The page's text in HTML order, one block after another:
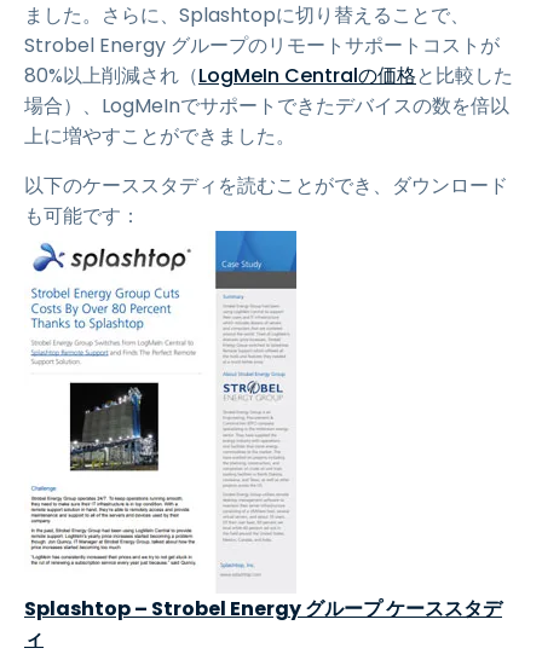
ました。さらに、Splashtopに切り替えることで、
Strobel Energy グループのリモートサポートコストが
80%以上削減され（LogMeIn Centralの価格と比較した
場合）、LogMeInでサポートできたデバイスの数を倍以
上に増やすことができました。
以下のケーススタディを読むことができ、ダウンロード
も可能です：
Splashtop – Strobel Energy グループ ケーススタデ
ィ